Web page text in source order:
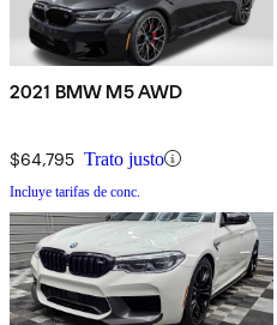
2021 BMW M5 AWD
$64,795 Trato justo
Incluye tarifas de conc.